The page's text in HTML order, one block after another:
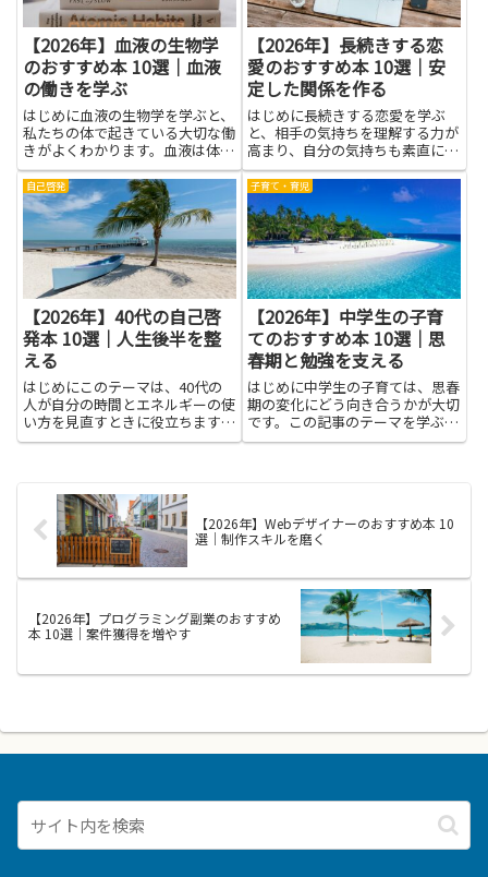
【2026年】血液の生物学
のおすすめ本 10選｜血液
の働きを学ぶ
はじめに血液の生物学を学ぶと、
私たちの体で起きている大切な働
きがよくわかります。血液は体の
中を行き来して酸素を運び、老廃
物を片付け、病原体と戦う力を支
えています。こうした仕組みは、
身近な健康管理にもつながるの
で、学校の授業だけでなく日常の
疑...
【2026年】長続きする恋
愛のおすすめ本 10選｜安
定した関係を作る
はじめに長続きする恋愛を学ぶ
と、相手の気持ちを理解する力が
高まり、自分の気持ちも素直に伝
えやすくなります。簡単に言え
ば、ふたりで心地よく過ごせる方
法を知ることです。読み物には、
ほかの人の考え方や体験が載って
おり、すぐに使える工夫も見つか
りま...
自己啓発
【2026年】40代の自己啓
発本 10選｜人生後半を整
える
はじめにこのテーマは、40代の
人が自分の時間とエネルギーの使
い方を見直すときに役立ちます。
自己啓発本は、難しい言葉を避
れます。人生後半を整えるには、
過去の経験から学びつつ新しい視
点...
子育て・育児
【2026年】中学生の子育
てのおすすめ本 10選｜思
春期と勉強を支える
はじめに中学生の子育ては、思春
期の変化にどう向き合うかが大切
です。この記事のテーマを学ぶ
と、子どもの気持ちを理解するコ
支...
【2026年】Webデザイナーのおすすめ本 10
選｜制作スキルを磨く
【2026年】プログラミング副業のおすすめ
本 10選｜案件獲得を増やす